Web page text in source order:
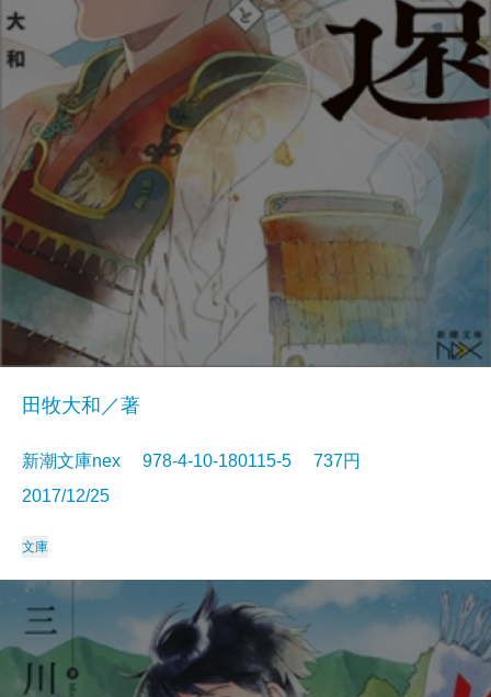
田牧大和／著
新潮文庫nex 978-4-10-180115-5 737円
2017/12/25
文庫